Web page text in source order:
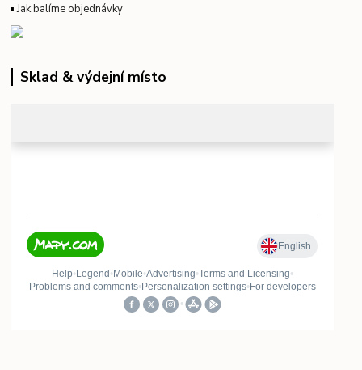
▪Jak balíme objednávky
Sklad & výdejní místo